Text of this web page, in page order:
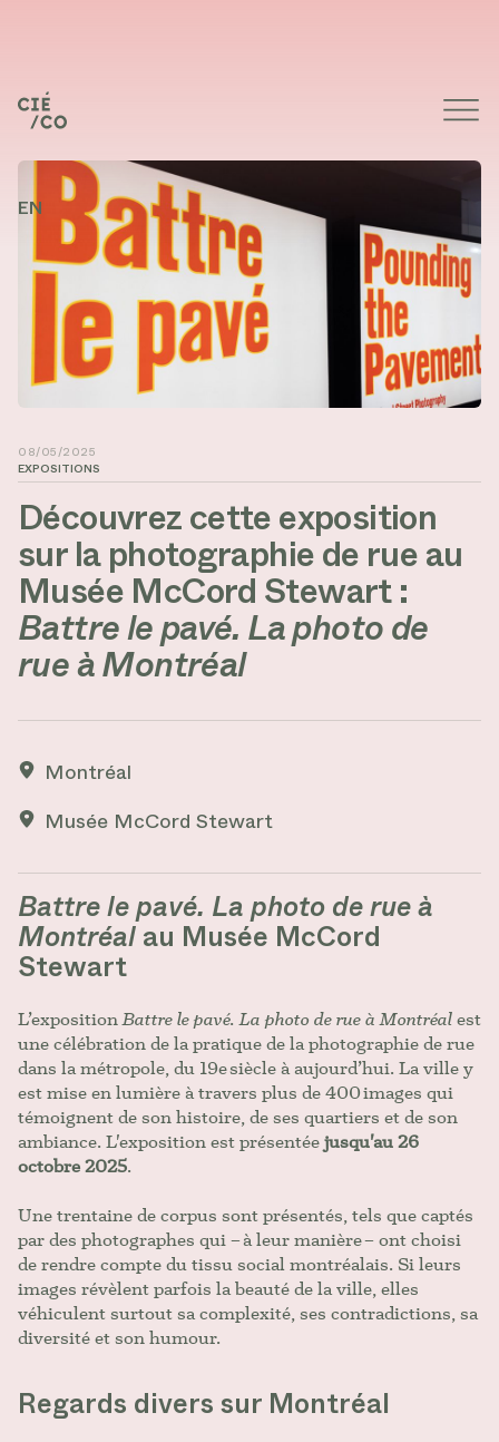
EN
08/05/2025
EXPOSITIONS
Découvrez cette exposition
sur la photographie de rue au
Musée McCord Stewart :
Battre le pavé. La photo de
rue à Montréal
Montréal
Musée McCord Stewart
Battre le pavé. La photo de rue à
Montréal au Musée McCord
Stewart
L’expositionBattre le pavé. La photo de rue à Montréalest
une célébration de la pratique de la photographie de rue
dans la métropole, du 19e siècle à aujourd’hui. La ville y
est mise en lumière à travers plus de 400 images qui
témoignent de son histoire, de ses quartiers et de son
ambiance. L'exposition est présentéejusqu'au 26
octobre 2025.
Une trentaine de corpus sont présentés, tels que captés
par des photographes qui – à leur manière – ont choisi
de rendre compte du tissu social montréalais. Si leurs
images révèlent parfois la beauté de la ville, elles
véhiculent surtout sa complexité, ses contradictions, sa
diversité et son humour.
Regards divers sur Montréal